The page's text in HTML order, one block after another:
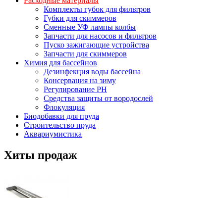
Комплекты губок для фильтров
Губки для скиммеров
Сменные УФ лампы колбы
Запчасти для насосов и фильтров
Пуско зажигающие устройства
Запчасти для скиммеров
Химия для бассейнов
Дезинфекция воды бассейна
Консервация на зиму
Регулирование PH
Средства защиты от вородослей
Флокуляция
Биодобавки для пруда
Строительство пруда
Аквариумистика
Хиты продаж